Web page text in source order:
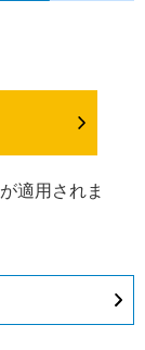
が適用されま